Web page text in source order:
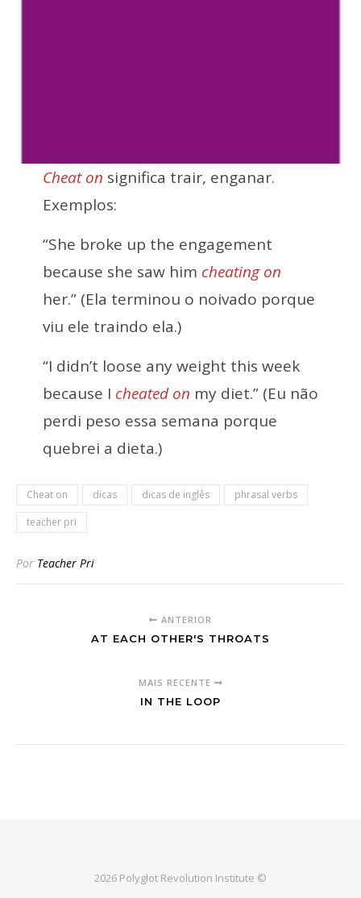
Cheat on significa trair, enganar.
Exemplos:
“She broke up the engagement
because she saw him cheating on
her.” (Ela terminou o noivado porque
viu ele traindo ela.)
“I didn’t loose any weight this week
because I cheated on my diet.” (Eu não
perdi peso essa semana porque
quebrei a dieta.)
Cheat on dicas dicas de inglês
phrasal verbs
teacher pri
Por Teacher Pri
ANTERIOR
AT EACH OTHER'S THROATS
MAIS RECENTE
IN THE LOOP
2026 Polyglot Revolution Institute ©